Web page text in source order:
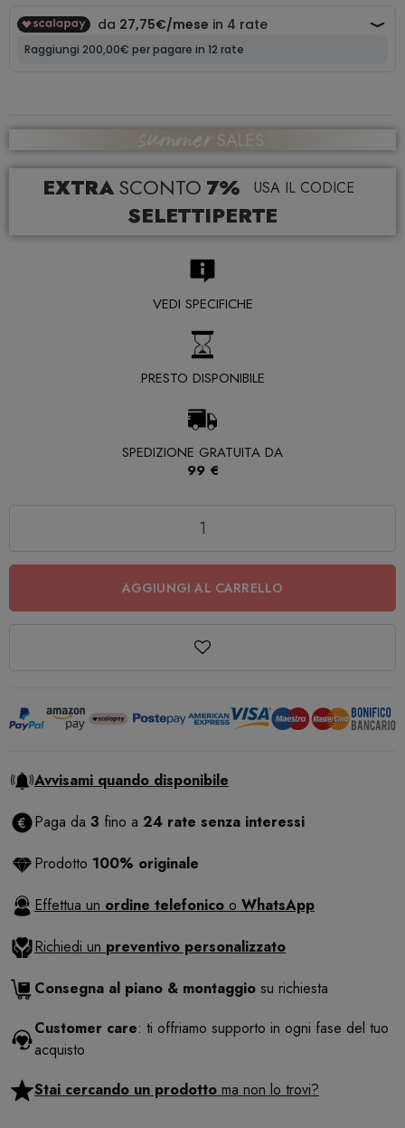
EXTRA SCONTO 7% USA IL CODICE
SELETTIPERTE
VEDI SPECIFICHE
PRESTO DISPONIBILE
SPEDIZIONE GRATUITA DA
99 €
AGGIUNGI AL CARRELLO
Avvisami quando disponibile
Paga da 3 fino a 24 rate senza interessi
Prodotto 100% originale
Effettua un ordine telefonico o WhatsApp
Richiedi un preventivo personalizzato
Consegna al piano & montaggio su richiesta
Customer care: ti offriamo supporto in ogni fase del tuo
acquisto
Stai cercando un prodotto ma non lo trovi?